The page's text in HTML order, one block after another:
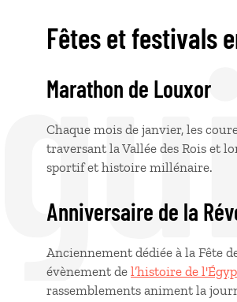
Fêtes et festivals
Marathon de Louxor
Chaque mois de janvier, les
traversant la Vallée des Rois et
sportif et histoire millénaire.
Anniversaire de la
Anciennement dédiée à la Fête
évènement de l’histoire de
rassemblements animent la